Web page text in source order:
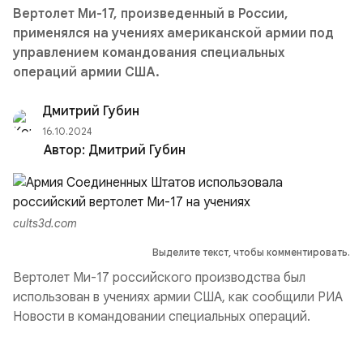
Вертолет Ми-17, произведенный в России,
применялся на учениях американской армии под
управлением командования специальных
операций армии США.
Дмитрий Губин
16.10.2024
Автор: Дмитрий Губин
cults3d.com
Выделите текст, чтобы комментировать.
Вертолет Ми-17 российского производства был
использован в учениях армии США, как сообщили РИА
Новости в командовании специальных операций.